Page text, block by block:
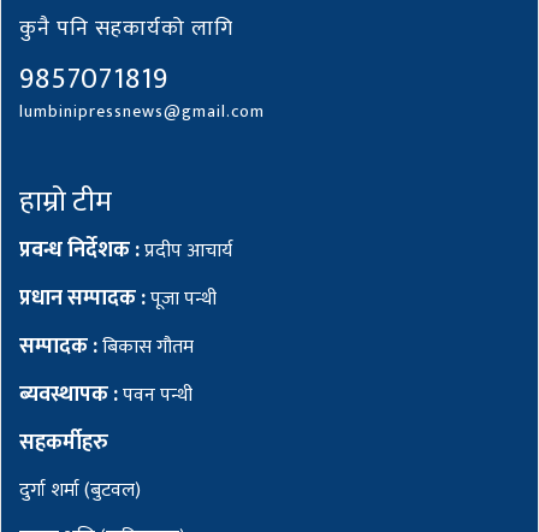
कुनै पनि सहकार्यको लागि
9857071819
lumbinipressnews@gmail.com
हाम्रो टीम
प्रवन्ध निर्देशक :प्रदीप आचार्य
प्रधान सम्पादक :पूजा पन्थी
सम्पादक :बिकास गौतम
ब्यवस्थापक :पवन पन्थी
सहकर्मीहरु
दुर्गा शर्मा (बुटवल)